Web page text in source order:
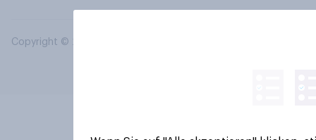
Copyright © 2026 YouGov PLC. Alle Rechte vorbehalten.